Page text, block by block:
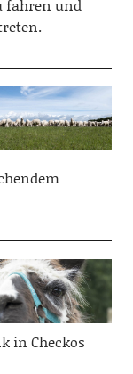
fahren und
in Checkos